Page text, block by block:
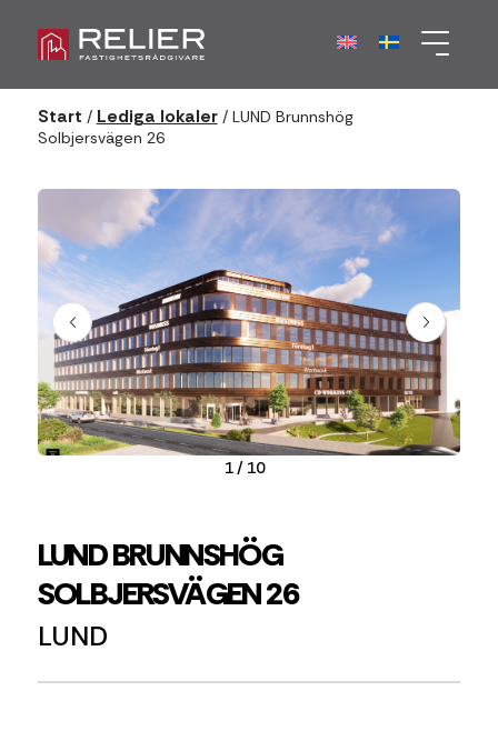
Start / Lediga lokaler/ LUND Brunnshög
Solbjersvägen 26
1/ 10
LUND BRUNNSHÖG
SOLBJERSVÄGEN 26
LUND